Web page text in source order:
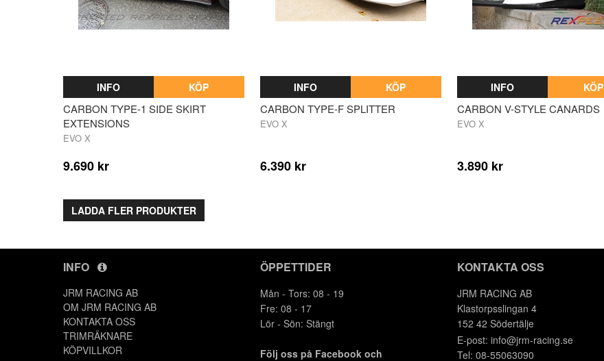
INFO KÖP
CARBON TYPE-1 SIDE SKIRT
EXTENSIONS
EVO X
9.690 kr
INFO KÖP
CARBON TYPE-F SPLITTER
EVO X
6.390 kr
INFO KÖP
CARBON V-STYLE CANARDS
EVO X
3.890 kr
LADDA FLER PRODUKTER
INFO
JRM RACING AB
OM JRM RACING AB
KONTAKTA OSS
TRIMRÄKNARE
KÖPVILLKOR
ÖPPETTIDER
Mån - Tors: 08 - 19
Fre: 08 - 17
Lör - Sön: Stängt
Följ oss på Facebook och
KONTAKTA OSS
JRM RACING AB
Klastorpsslingan 4
152 42 Södertälje
E-post:info@jrm-racing.se
Tel: 08-55063090